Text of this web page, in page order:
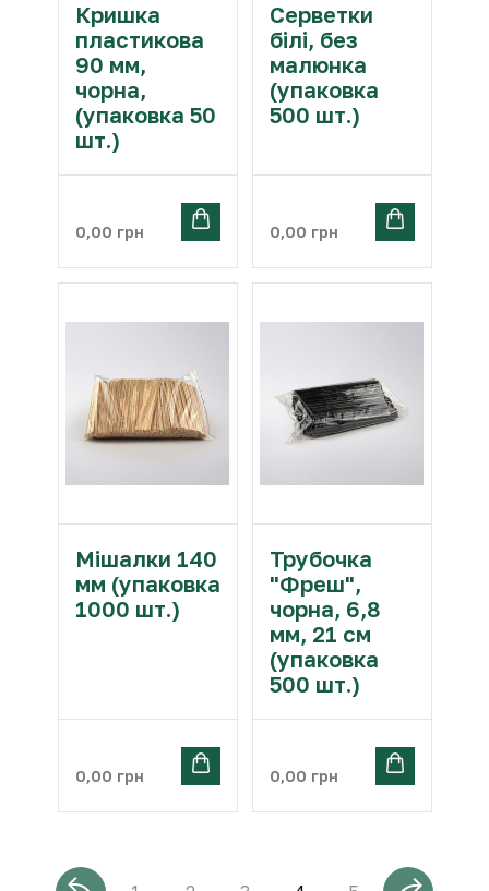
Кришка
пластикова
90 мм,
чорна,
(упаковка 50
шт.)
0,00 грн
Серветки
білі, без
малюнка
(упаковка
500 шт.)
0,00 грн
Мішалки 140
мм (упаковка
1000 шт.)
0,00 грн
Трубочка
"Фреш",
чорна, 6,8
мм, 21 см
(упаковка
500 шт.)
0,00 грн